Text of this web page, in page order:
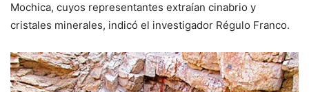
Mochica, cuyos representantes extraían cinabrio y
cristales minerales, indicó el investigador Régulo Franco.